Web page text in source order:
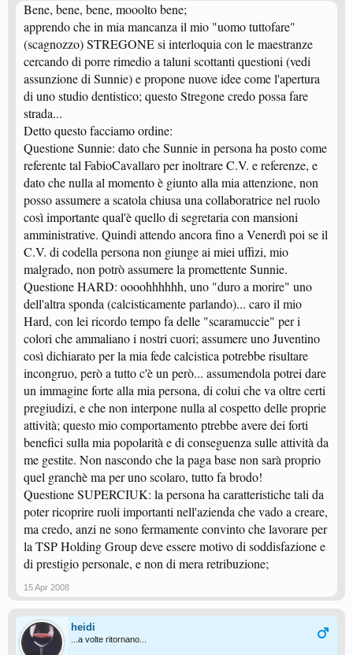
Bene, bene, bene, mooolto bene;
apprendo che in mia mancanza il mio "uomo tuttofare"
(scagnozzo) STREGONE si interloquia con le maestranze
cercando di porre rimedio a taluni scottanti questioni (vedi
assunzione di Sunnie) e propone nuove idee come l'apertura
di uno studio dentistico; questo Stregone credo possa fare
strada...
Detto questo facciamo ordine:
Questione Sunnie: dato che Sunnie in persona ha posto come
referente tal FabioCavallaro per inoltrare C.V. e referenze, e
dato che nulla al momento è giunto alla mia attenzione, non
posso assumere a scatola chiusa una collaboratrice nel ruolo
così importante qual'è quello di segretaria con mansioni
amministrative. Quindi attendo ancora fino a Venerdì poi se il
C.V. di codella persona non giunge ai miei uffizi, mio
malgrado, non potrò assumere la promettente Sunnie.
Questione HARD: oooohhhhhh, uno "duro a morire" uno
dell'altra sponda (calcisticamente parlando)... caro il mio
Hard, con lei ricordo tempo fa delle "scaramuccie" per i
colori che ammaliano i nostri cuori; assumere uno Juventino
così dichiarato per la mia fede calcistica potrebbe risultare
incongruo, però a tutto c'è un però... assumendola potrei dare
un immagine forte alla mia persona, di colui che va oltre certi
pregiudizi, e che non interpone nulla al cospetto delle proprie
attività; questo mio comportamento ptrebbe avere dei forti
benefici sulla mia popolarità e di conseguenza sulle attività da
me gestite. Non nascondo che la paga base non sarà proprio
quel granchè ma per uno scolaro, tutto fa brodo!
Questione SUPERCIUK: la persona ha caratteristiche tali da
poter ricoprire ruoli importanti nell'azienda che vado a creare,
ma credo, anzi ne sono fermamente convinto che lavorare per
la TSP Holding Group deve essere motivo di soddisfazione e
di prestigio personale, e non di mera retribuzione;
15 Apr 2008
heidi
...a volte ritornano...